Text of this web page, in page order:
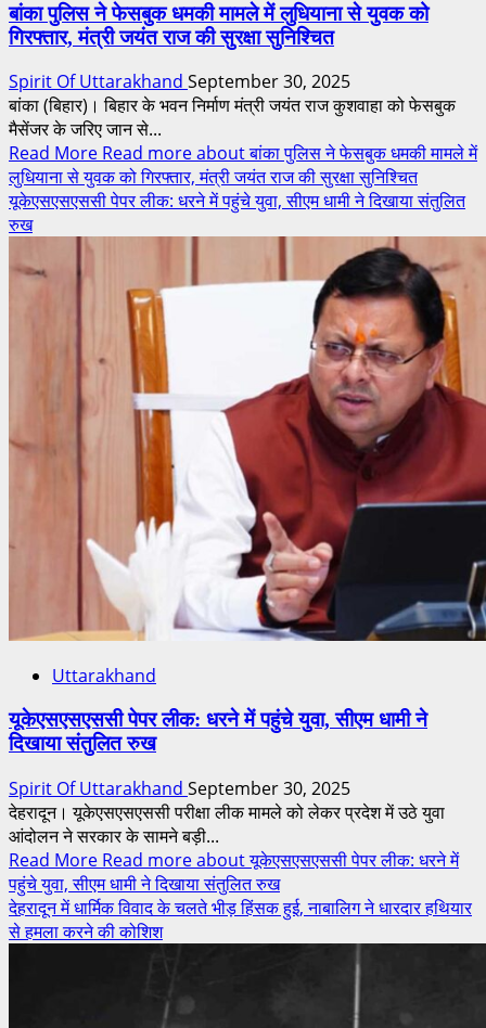
बांका पुलिस ने फेसबुक धमकी मामले में लुधियाना से युवक को
गिरफ्तार, मंत्री जयंत राज की सुरक्षा सुनिश्चित
Spirit Of Uttarakhand September 30, 2025
बांका (बिहार)। बिहार के भवन निर्माण मंत्री जयंत राज कुशवाहा को फेसबुक
मैसेंजर के जरिए जान से...
Read More Read more about बांका पुलिस ने फेसबुक धमकी मामले में
लुधियाना से युवक को गिरफ्तार, मंत्री जयंत राज की सुरक्षा सुनिश्चित
यूकेएसएसएससी पेपर लीक: धरने में पहुंचे युवा, सीएम धामी ने दिखाया संतुलित
रुख
Uttarakhand
यूकेएसएसएससी पेपर लीक: धरने में पहुंचे युवा, सीएम धामी ने
दिखाया संतुलित रुख
Spirit Of Uttarakhand September 30, 2025
देहरादून। यूकेएसएसएससी परीक्षा लीक मामले को लेकर प्रदेश में उठे युवा
आंदोलन ने सरकार के सामने बड़ी...
Read More Read more about यूकेएसएसएससी पेपर लीक: धरने में
पहुंचे युवा, सीएम धामी ने दिखाया संतुलित रुख
देहरादून में धार्मिक विवाद के चलते भीड़ हिंसक हुई, नाबालिग ने धारदार हथियार
से हमला करने की कोशिश